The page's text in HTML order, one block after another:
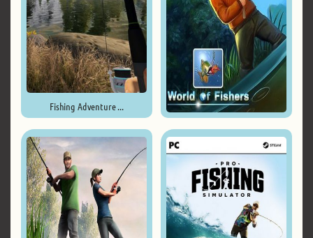
Fishing Adventure ...
...